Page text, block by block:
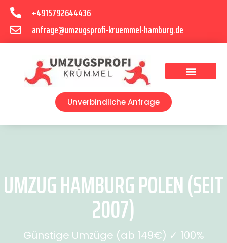
+4915792644436
anfrage@umzugsprofi-kruemmel-hamburg.de
Unverbindliche Anfrage
UMZUG HAMBURG POLEN (SEIT
2007)
Günstige Umzüge (ab 149€) ✓ 100%